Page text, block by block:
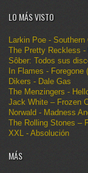
LO MÁS VISTO
Larkin Poe - Southern
The Pretty Reckless -
Sôber: Todos sus
In Flames - Foregone
Dikers - Dale Gas
The Menzingers -
Jack White – Frozen
Norwald - Madness
The Rolling Stones –
XXL - Absolución
MÁS